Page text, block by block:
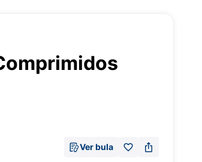
Ver bula